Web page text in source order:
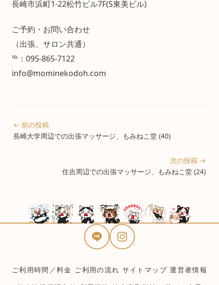
長崎市浜町1-22松竹ビル7F(S東美ビル)
ご予約・お問い合わせ
（出張、サロン共通）
℡：095-865-7122
info@mominekodoh.com
← 前の投稿
長崎大学周辺での出張マッサージ、もみねこ堂 (40)
次の投稿 →
住吉周辺での出張マッサージ、もみねこ堂 (24)
ご利用時間／料金 ご利用の流れ サイトマップ 運営者情報